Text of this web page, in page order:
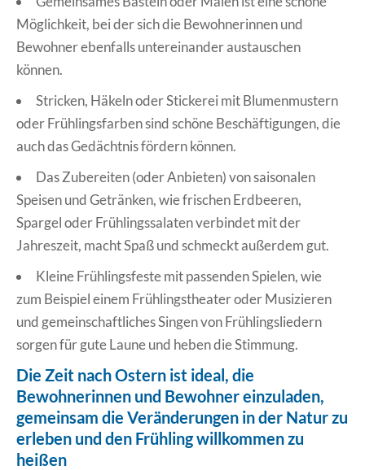
Möglichkeit, bei der sich die Bewohnerinnen und
Bewohner ebenfalls untereinander austauschen
können.
Stricken, Häkeln oder Stickerei mit Blumenmustern
oder Frühlingsfarben sind schöne Beschäftigungen, die
auch das Gedächtnis fördern können.
Das Zubereiten (oder Anbieten) von saisonalen
Speisen und Getränken, wie frischen Erdbeeren,
Spargel oder Frühlingssalaten verbindet mit der
Jahreszeit, macht Spaß und schmeckt außerdem gut.
Kleine Frühlingsfeste mit passenden Spielen, wie
zum Beispiel einem Frühlingstheater oder Musizieren
und gemeinschaftliches Singen von Frühlingsliedern
sorgen für gute Laune und heben die Stimmung.
Die Zeit nach Ostern ist ideal, die
Bewohnerinnen und Bewohner einzuladen,
gemeinsam die Veränderungen in der Natur zu
erleben und den Frühling willkommen zu
heißen